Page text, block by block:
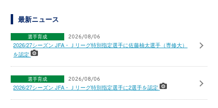
最新ニュース
選手育成 2026/08/06
2026/27シーズン JFA・Ｊリーグ特別指定選手に佐藤柚太選手（専修大）
を認定
選手育成 2026/08/06
2026/27シーズン JFA・Ｊリーグ特別指定選手に2選手を認定